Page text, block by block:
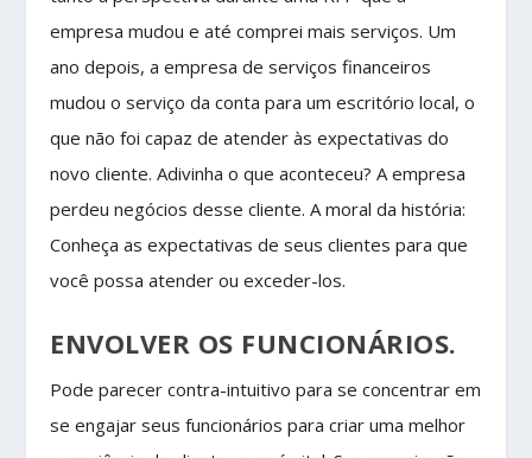
empresa mudou e até comprei mais serviços. Um
ano depois, a empresa de serviços financeiros
mudou o serviço da conta para um escritório local, o
que não foi capaz de atender às expectativas do
novo cliente. Adivinha o que aconteceu? A empresa
perdeu negócios desse cliente. A moral da história:
Conheça as expectativas de seus clientes para que
você possa atender ou exceder-los.
ENVOLVER OS FUNCIONÁRIOS.
Pode parecer contra-intuitivo para se concentrar em
se engajar seus funcionários para criar uma melhor